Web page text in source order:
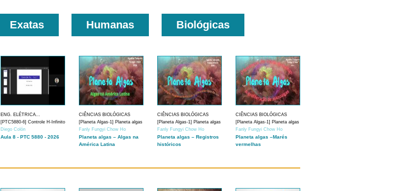
Exatas Humanas Biológicas
ENG. ELÉTRICA...
[PTC5880-6] Controle H-Infinito
Diego Colón
Aula 8 - PTC 5880 - 2026
CIÊNCIAS BIOLÓGICAS
[Planeta Algas-1] Planeta algas
Fanly Fungyi Chow Ho
Planeta algas – Algas na
América Latina
CIÊNCIAS BIOLÓGICAS
[Planeta Algas-1] Planeta algas
Fanly Fungyi Chow Ho
Planeta algas – Registros
históricos
CIÊNCIAS BIOLÓGICAS
[Planeta Algas-1] Planeta algas
Fanly Fungyi Chow Ho
Planeta algas –Marés
vermelhas